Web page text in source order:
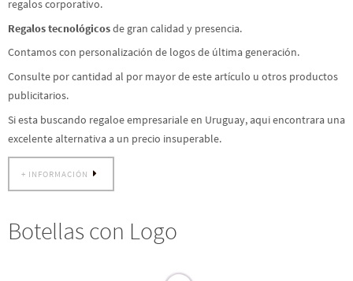
regalos corporativo.
Regalos tecnológicosde gran calidad y presencia.
Contamos con personalización de logos de última generación.
Consulte por cantidad al por mayor de este artículo u otros productos
publicitarios.
Si esta buscando regaloe empresariale en Uruguay, aqui encontrara una
excelente alternativa a un precio insuperable.
+ INFORMACIÓN
Botellas con Logo